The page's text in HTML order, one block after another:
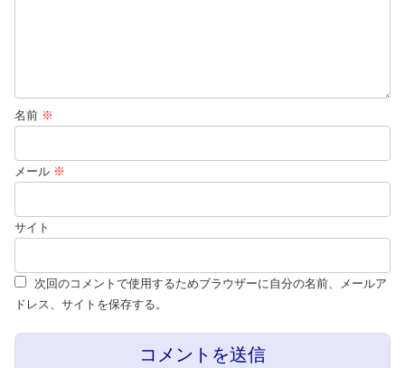
名前 ※
メール ※
サイト
次回のコメントで使用するためブラウザーに自分の名前、メールア
ドレス、サイトを保存する。